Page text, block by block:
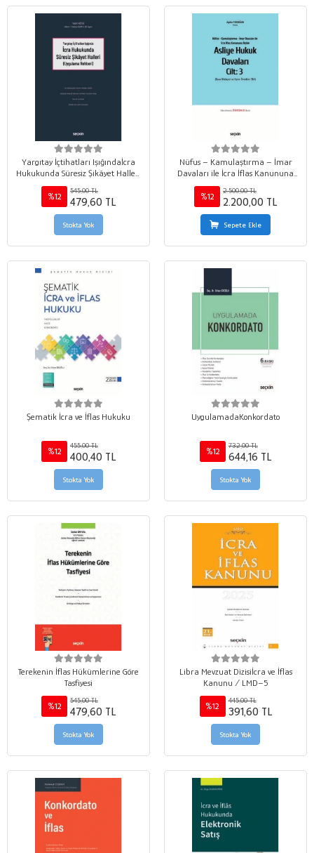
Yargıtay İçtihatları Işığındaİcra
Hukukunda Süresiz Şikâyet Halleri
&#40;Uygulama Rehberi&#41;
%12
545,00 TL
479,60 TL
Stokta Yok
Nüfus – Kamulaştırma – İmar
Davaları ile İcra İflas Kanununa
İlişkinAsliye Hukuk Davaları C: 3
&#40;Dava Dilekçesi ve Karar
Örnekleri Ekli&#41;
%12
2.500,00 TL
2.200,00 TL
Sepete Ekle
Şematik İcra ve İflas Hukuku
%12
455,00 TL
400,40 TL
Stokta Yok
UygulamadaKonkordato
%12
732,00 TL
644,16 TL
Stokta Yok
Terekenin İflas Hükümlerine Göre
Tasfiyesi
%12
545,00 TL
479,60 TL
Stokta Yok
Libra Mevzuat Dizisiİcra ve İflas
Kanunu / LMD–5
%12
445,00 TL
391,60 TL
Stokta Yok